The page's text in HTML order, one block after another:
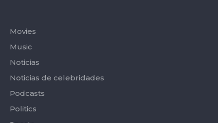
Movies
Music
Noticias
Noticias de celebridades
Podcasts
Politics